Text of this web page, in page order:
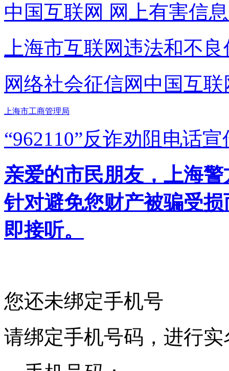
中国互联网 网上有害信
上海市互联网违法和不
网络社会征信网 中国互
上海市工商管理局
“962110”反诈劝阻电话宣
亲爱的市民朋友，上海
针对避免您财产被骗受
即接听。
您还未绑定手机号
请绑定手机号码，进行